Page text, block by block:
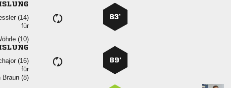

für

83’

für
 
89’